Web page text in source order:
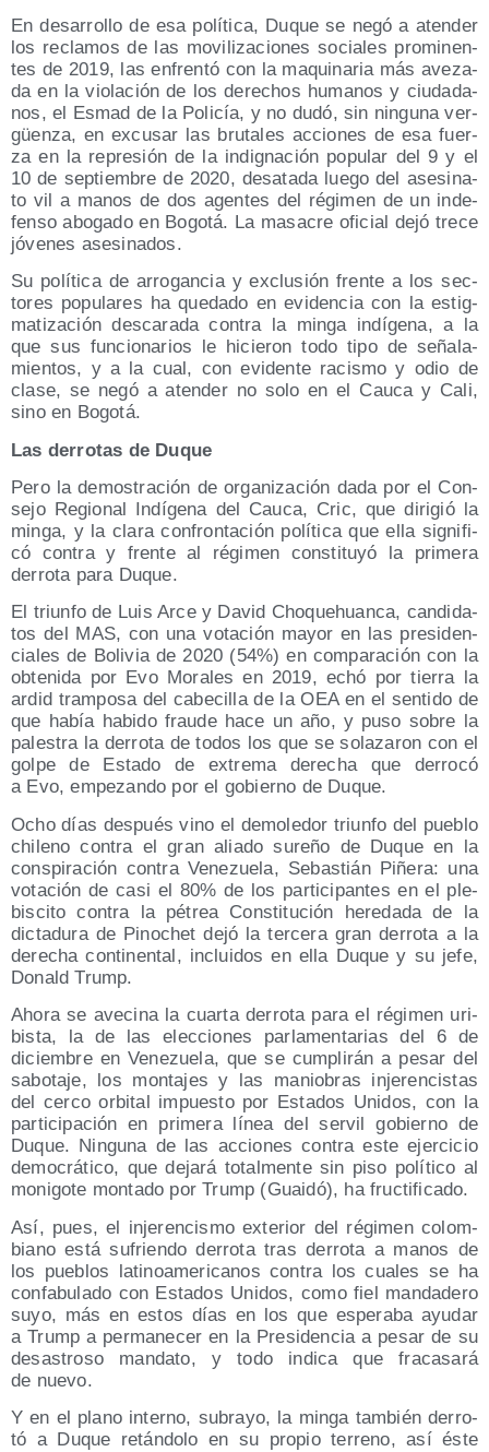
En desa­rro­llo de esa polí­ti­ca, Duque se negó a aten­der
los recla­mos de las movi­li­za­cio­nes socia­les pro­mi­nen­
tes de 2019, las enfren­tó con la maqui­na­ria más ave­za­
da en la vio­la­ción de los dere­chos huma­nos y ciu­da­da­
nos, el Esmad de la Poli­cía, y no dudó, sin nin­gu­na ver­
güen­za, en excu­sar las bru­ta­les accio­nes de esa fuer­
za en la repre­sión de la indig­na­ción popu­lar del 9 y el
10 de sep­tiem­bre de 2020, des­ata­da lue­go del ase­si­na­
to vil a manos de dos agen­tes del régi­men de un inde­
fen­so abo­ga­do en Bogo­tá. La masa­cre ofi­cial dejó tre­ce
jóve­nes asesinados.
Su polí­ti­ca de arro­gan­cia y exclu­sión fren­te a los sec­
to­res popu­la­res ha que­da­do en evi­den­cia con la estig­
ma­ti­za­ción des­ca­ra­da con­tra la min­ga indí­ge­na, a la
que sus fun­cio­na­rios le hicie­ron todo tipo de seña­la­
mien­tos, y a la cual, con evi­den­te racis­mo y odio de
cla­se, se negó a aten­der no solo en el Cau­ca y Cali,
sino en Bogotá.
Las derro­tas de Duque
Pero la demos­tra­ción de orga­ni­za­ción dada por el Con­
se­jo Regio­nal Indí­ge­na del Cau­ca, Cric, que diri­gió la
min­ga, y la cla­ra con­fron­ta­ción polí­ti­ca que ella sig­ni­fi­
có con­tra y fren­te al régi­men cons­ti­tu­yó la pri­me­ra
derro­ta para Duque.
El triun­fo de Luis Arce y David Cho­quehuan­ca, can­di­da­
tos del MAS, con una vota­ción mayor en las pre­si­den­
cia­les de Boli­via de 2020 (54%) en com­pa­ra­ción con la
obte­ni­da por Evo Mora­les en 2019, echó por tie­rra la
ardid tram­po­sa del cabe­ci­lla de la OEA en el sen­ti­do de
que había habi­do frau­de hace un año, y puso sobre la
pales­tra la derro­ta de todos los que se sola­za­ron con el
gol­pe de Esta­do de extre­ma dere­cha que derro­có
a Evo, empe­zan­do por el gobierno de Duque.
Ocho días des­pués vino el demo­le­dor triun­fo del pue­blo
chi­leno con­tra el gran alia­do sure­ño de Duque en la
cons­pi­ra­ción con­tra Vene­zue­la, Sebas­tián Piñe­ra: una
vota­ción de casi el 80% de los par­ti­ci­pan­tes en el ple­
bis­ci­to con­tra la pétrea Cons­ti­tu­ción here­da­da de la
dic­ta­du­ra de Pino­chet dejó la ter­ce­ra gran derro­ta a la
dere­cha con­ti­nen­tal, inclui­dos en ella Duque y su jefe,
Donald Trump.
Aho­ra se ave­ci­na la cuar­ta derro­ta para el régi­men uri­
bis­ta, la de las elec­cio­nes par­la­men­ta­rias del 6 de
diciem­bre en Vene­zue­la, que se cum­pli­rán a pesar del
sabo­ta­je, los mon­ta­jes y las manio­bras inje­ren­cis­tas
del cer­co orbi­tal impues­to por Esta­dos Uni­dos, con la
par­ti­ci­pa­ción en pri­me­ra línea del ser­vil gobierno de
Duque. Nin­gu­na de las accio­nes con­tra este ejer­ci­cio
demo­crá­ti­co, que deja­rá total­men­te sin piso polí­ti­co al
moni­go­te mon­ta­do por Trump (Guai­dó), ha fructificado.
Así, pues, el inje­ren­cis­mo exte­rior del régi­men colom­
biano está sufrien­do derro­ta tras derro­ta a manos de
los pue­blos lati­no­ame­ri­ca­nos con­tra los cua­les se ha
con­fa­bu­la­do con Esta­dos Uni­dos, como fiel man­da­de­ro
suyo, más en estos días en los que espe­ra­ba ayu­dar
a Trump a per­ma­ne­cer en la Pre­si­den­cia a pesar de su
desas­tro­so man­da­to, y todo indi­ca que fra­ca­sa­rá
de nuevo.
Y en el plano interno, sub­ra­yo, la min­ga tam­bién derro­
tó a Duque retán­do­lo en su pro­pio terreno, así éste